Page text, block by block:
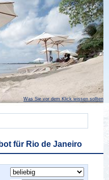
Was Sie vor dem Klick wissen sollten
für Rio de Janeiro